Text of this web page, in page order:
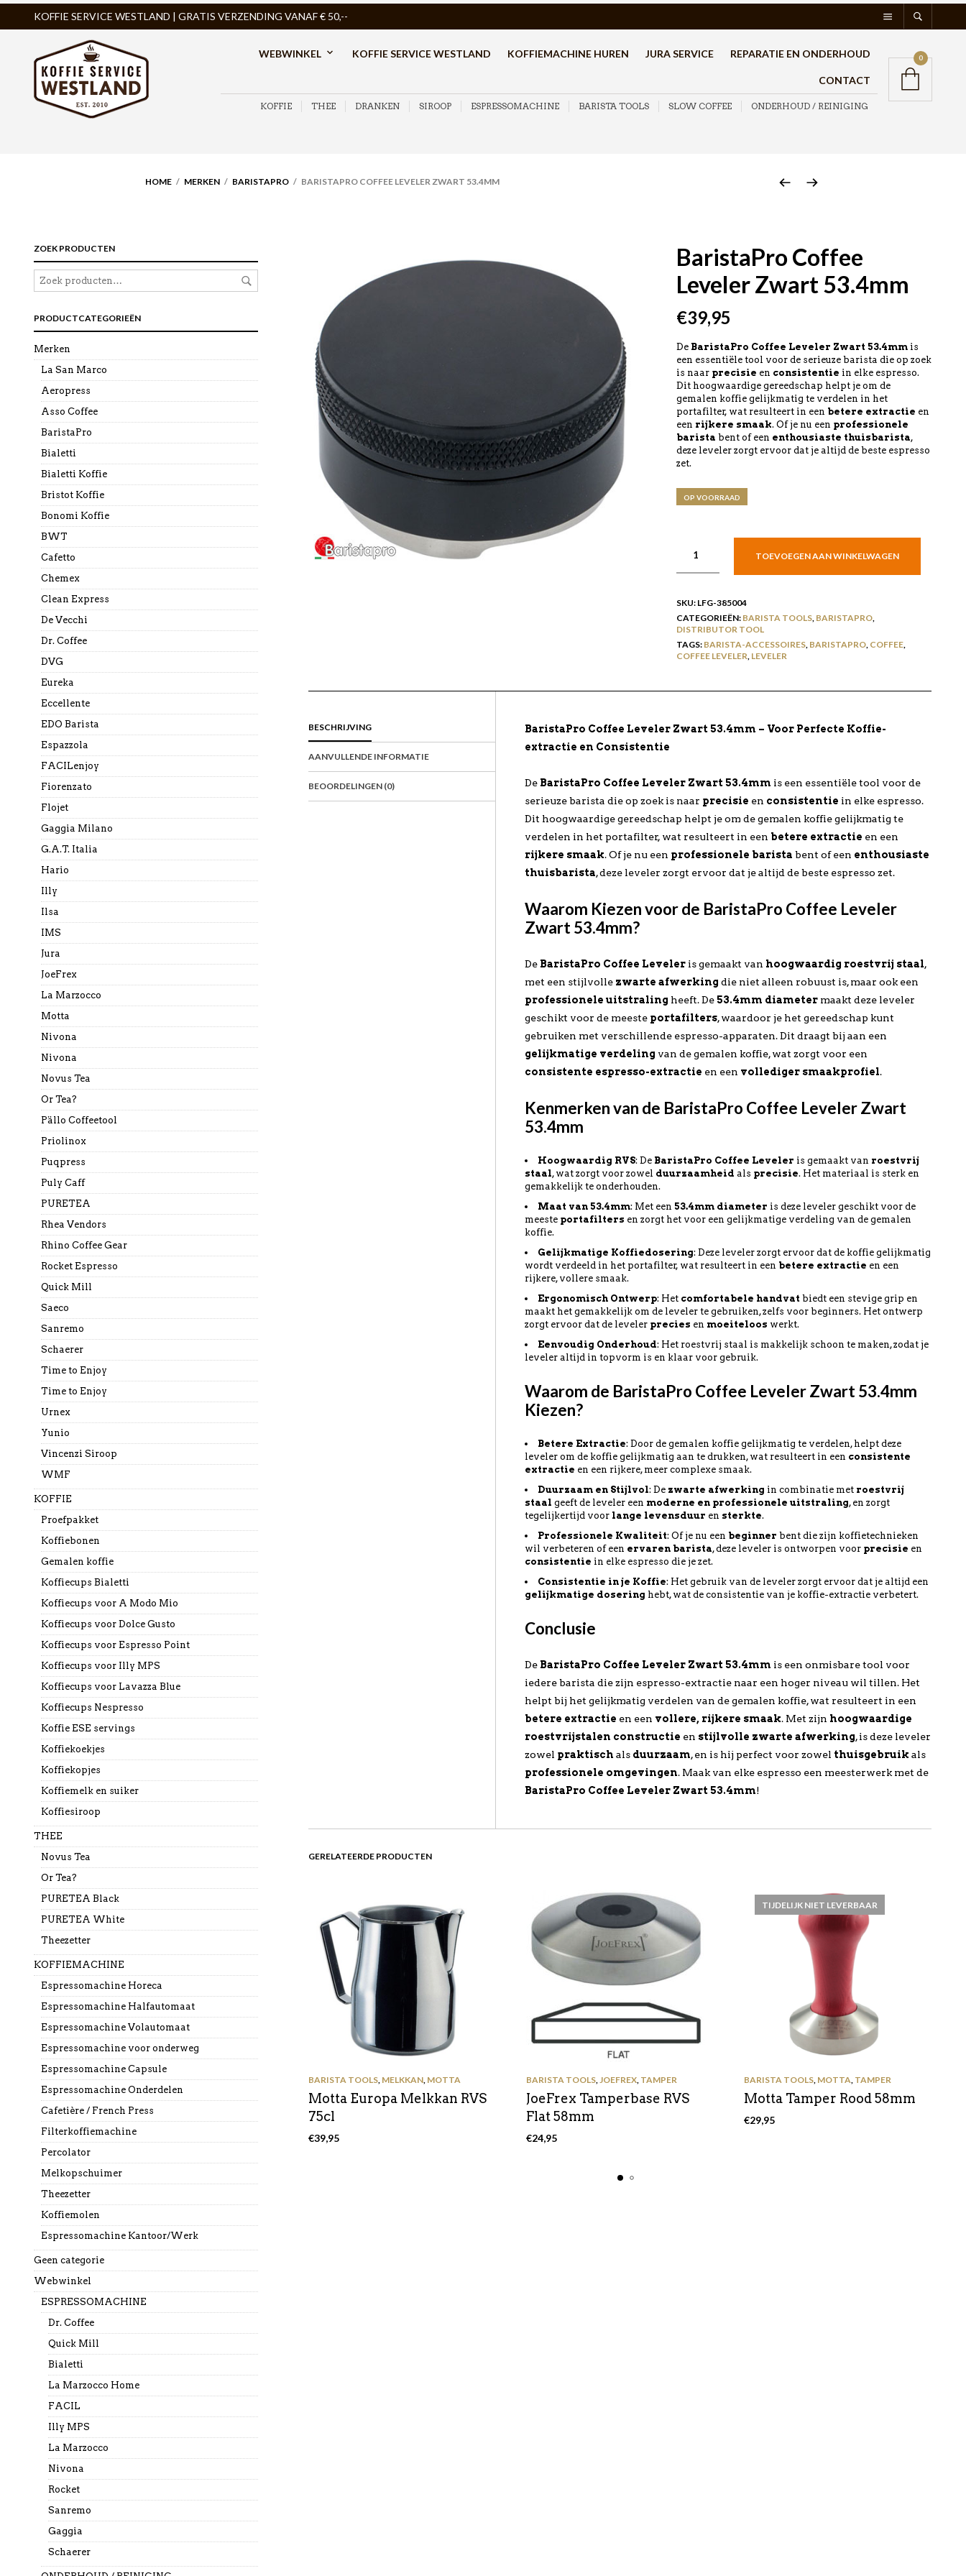
KOFFIE SERVICE WESTLAND | GRATIS VERZENDING VANAF € 50,--
WEBWINKEL KOFFIE SERVICE WESTLAND KOFFIEMACHINE HUREN JURA SERVICE REPARATIE EN ONDERHOUD
CONTACT
KOFFIE THEE DRANKEN SIROOP ESPRESSOMACHINE BARISTA TOOLS SLOW COFFEE ONDERHOUD / REINIGING
0
HOME / MERKEN / BARISTAPRO / BARISTAPRO COFFEE LEVELER ZWART 53.4MM
BaristaPro Coffee
Leveler Zwart 53.4mm
€39,95
De BaristaPro Coffee Leveler Zwart 53.4mm is
een essentiële tool voor de serieuze barista die op zoek
is naar precisie en consistentie in elke espresso.
Dit hoogwaardige gereedschap helpt je om de
gemalen koffie gelijkmatig te verdelen in het
portafilter, wat resulteert in een betere extractie en
een rijkere smaak. Of je nu een professionele
barista bent of een enthousiaste thuisbarista,
deze leveler zorgt ervoor dat je altijd de beste espresso
zet.
OP VOORRAAD
TOEVOEGEN AAN WINKELWAGEN
SKU: LFG-385004
CATEGORIEËN: BARISTA TOOLS, BARISTAPRO,
DISTRIBUTOR TOOL
TAGS: BARISTA-ACCESSOIRES, BARISTAPRO, COFFEE,
COFFEE LEVELER, LEVELER
BESCHRIJVING
AANVULLENDE INFORMATIE
BEOORDELINGEN (0)
BaristaPro Coffee Leveler Zwart 53.4mm – Voor Perfecte Koffie-
extractie en Consistentie
De BaristaPro Coffee Leveler Zwart 53.4mm is een essentiële tool voor de
serieuze barista die op zoek is naar precisie en consistentie in elke espresso.
Dit hoogwaardige gereedschap helpt je om de gemalen koffie gelijkmatig te
verdelen in het portafilter, wat resulteert in een betere extractie en een
rijkere smaak. Of je nu een professionele barista bent of een enthousiaste
thuisbarista, deze leveler zorgt ervoor dat je altijd de beste espresso zet.
Waarom Kiezen voor de BaristaPro Coffee Leveler
Zwart 53.4mm?
De BaristaPro Coffee Leveler is gemaakt van hoogwaardig roestvrij staal,
met een stijlvolle zwarte afwerking die niet alleen robuust is, maar ook een
professionele uitstraling heeft. De 53.4mm diameter maakt deze leveler
geschikt voor de meeste portafilters, waardoor je het gereedschap kunt
gebruiken met verschillende espresso-apparaten. Dit draagt bij aan een
gelijkmatige verdeling van de gemalen koffie, wat zorgt voor een
consistente espresso-extractie en een vollediger smaakprofiel.
Kenmerken van de BaristaPro Coffee Leveler Zwart
53.4mm
Hoogwaardig RVS: De BaristaPro Coffee Leveler is gemaakt van roestvrij
staal, wat zorgt voor zowel duurzaamheid als precisie. Het materiaal is sterk en
gemakkelijk te onderhouden.
Maat van 53.4mm: Met een 53.4mm diameter is deze leveler geschikt voor de
meeste portafilters en zorgt het voor een gelijkmatige verdeling van de gemalen
koffie.
Gelijkmatige Koffiedosering: Deze leveler zorgt ervoor dat de koffie gelijkmatig
wordt verdeeld in het portafilter, wat resulteert in een betere extractie en een
rijkere, vollere smaak.
Ergonomisch Ontwerp: Het comfortabele handvat biedt een stevige grip en
maakt het gemakkelijk om de leveler te gebruiken, zelfs voor beginners. Het ontwerp
zorgt ervoor dat de leveler precies en moeiteloos werkt.
Eenvoudig Onderhoud: Het roestvrij staal is makkelijk schoon te maken, zodat je
leveler altijd in topvorm is en klaar voor gebruik.
Waarom de BaristaPro Coffee Leveler Zwart 53.4mm
Kiezen?
Betere Extractie: Door de gemalen koffie gelijkmatig te verdelen, helpt deze
leveler om de koffie gelijkmatig aan te drukken, wat resulteert in een consistente
extractie en een rijkere, meer complexe smaak.
Duurzaam en Stijlvol: De zwarte afwerking in combinatie met roestvrij
staal geeft de leveler een moderne en professionele uitstraling, en zorgt
tegelijkertijd voor lange levensduur en sterkte.
Professionele Kwaliteit: Of je nu een beginner bent die zijn koffietechnieken
wil verbeteren of een ervaren barista, deze leveler is ontworpen voor precisie en
consistentie in elke espresso die je zet.
Consistentie in je Koffie: Het gebruik van de leveler zorgt ervoor dat je altijd een
gelijkmatige dosering hebt, wat de consistentie van je koffie-extractie verbetert.
Conclusie
De BaristaPro Coffee Leveler Zwart 53.4mm is een onmisbare tool voor
iedere barista die zijn espresso-extractie naar een hoger niveau wil tillen. Het
helpt bij het gelijkmatig verdelen van de gemalen koffie, wat resulteert in een
betere extractie en een vollere, rijkere smaak. Met zijn hoogwaardige
roestvrijstalen constructie en stijlvolle zwarte afwerking, is deze leveler
zowel praktisch als duurzaam, en is hij perfect voor zowel thuisgebruik als
professionele omgevingen. Maak van elke espresso een meesterwerk met de
BaristaPro Coffee Leveler Zwart 53.4mm!
GERELATEERDE PRODUCTEN
BARISTA TOOLS, MELKKAN, MOTTA
Motta Europa Melkkan RVS
75cl
€39,95
BARISTA TOOLS,JOEFREX, TAMPER
JoeFrex Tamperbase RVS
Flat 58mm
€24,95
TIJDELIJK NIET LEVERBAAR
BARISTA TOOLS, MOTTA, TAMPER
Motta Tamper Rood 58mm
€29,95
ZOEK PRODUCTEN
PRODUCTCATEGORIEËN
Merken
La San Marco
Aeropress
Asso Coffee
BaristaPro
Bialetti
Bialetti Koffie
Bristot Koffie
Bonomi Koffie
BWT
Cafetto
Chemex
Clean Express
De Vecchi
Dr. Coffee
DVG
Eureka
Eccellente
EDO Barista
Espazzola
FACILenjoy
Fiorenzato
Flojet
Gaggia Milano
G.A.T. Italia
Hario
Illy
Ilsa
IMS
Jura
JoeFrex
La Marzocco
Motta
Nivona
Nivona
Novus Tea
Or Tea?
Pällo Coffeetool
Priolinox
Puqpress
Puly Caff
PURETEA
Rhea Vendors
Rhino Coffee Gear
Rocket Espresso
Quick Mill
Saeco
Sanremo
Schaerer
Time to Enjoy
Time to Enjoy
Urnex
Yunio
Vincenzi Siroop
WMF
KOFFIE
Proefpakket
Koffiebonen
Gemalen koffie
Koffiecups Bialetti
Koffiecups voor A Modo Mio
Koffiecups voor Dolce Gusto
Koffiecups voor Espresso Point
Koffiecups voor Illy MPS
Koffiecups voor Lavazza Blue
Koffiecups Nespresso
Koffie ESE servings
Koffiekoekjes
Koffiekopjes
Koffiemelk en suiker
Koffiesiroop
THEE
Novus Tea
Or Tea?
PURETEA Black
PURETEA White
Theezetter
KOFFIEMACHINE
Espressomachine Horeca
Espressomachine Halfautomaat
Espressomachine Volautomaat
Espressomachine voor onderweg
Espressomachine Capsule
Espressomachine Onderdelen
Cafetière / French Press
Filterkoffiemachine
Percolator
Melkopschuimer
Theezetter
Koffiemolen
Espressomachine Kantoor/Werk
Geen categorie
Webwinkel
ESPRESSOMACHINE
Dr. Coffee
Quick Mill
Bialetti
La Marzocco Home
FACIL
Illy MPS
La Marzocco
Nivona
Rocket
Sanremo
Gaggia
Schaerer